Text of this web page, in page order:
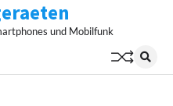
und Mobilfunk